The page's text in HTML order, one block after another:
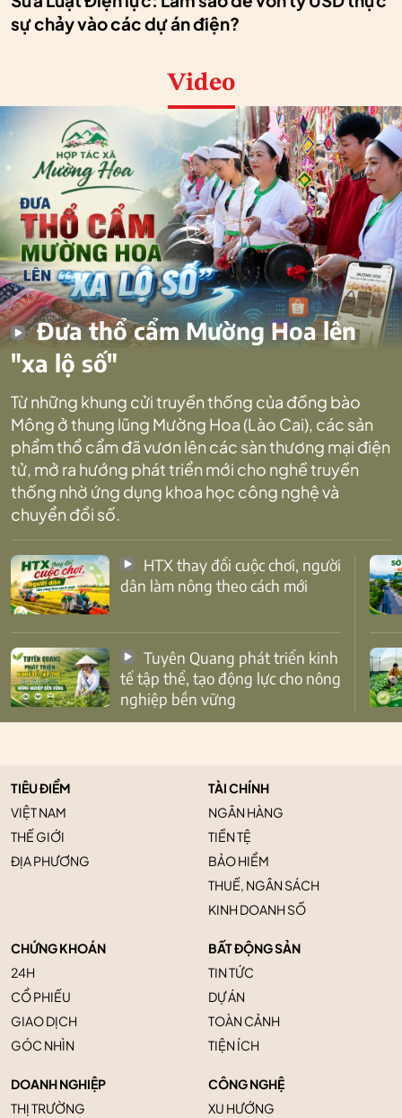
sự chảy vào các dự án điện?
Video
Đưa thổ cẩm Mường Hoa lên
"xa lộ số"
Từ những khung cửi truyền thống của đồng bào
Mông ở thung lũng Mường Hoa (Lào Cai), các sản
phẩm thổ cẩm đã vươn lên các sàn thương mại điện
tử, mở ra hướng phát triển mới cho nghề truyền
thống nhờ ứng dụng khoa học công nghệ và
chuyển đổi số.
dân làm nông theo cách mới
tế tập thể, tạo động lực cho nông
nghiệp bền vững
TIÊU ĐIỂM
VIỆT NAM
THẾ GIỚI
ĐỊA PHƯƠNG
TÀI CHÍNH
NGÂN HÀNG
TIỀN TỆ
BẢO HIỂM
THUẾ, NGÂN SÁCH
KINH DOANH SỐ
CHỨNG KHOÁN
24H
CỔ PHIẾU
GIAO DỊCH
GÓC NHÌN
BẤT ĐỘNG SẢN
TIN TỨC
DỰ ÁN
TOÀN CẢNH
TIỆN ÍCH
DOANH NGHIỆP
THỊ TRƯỜNG
CÔNG NGHỆ
XU HƯỚNG